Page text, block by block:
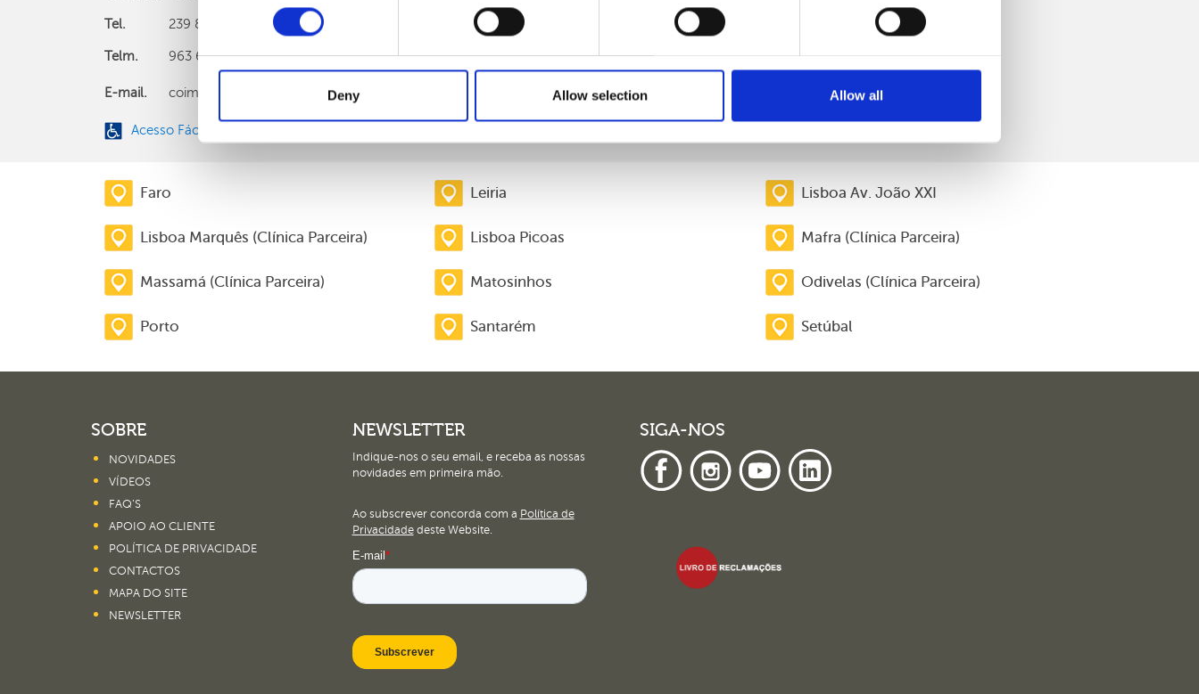
Deny Allow selection Allow all
Tel. 239 837 370 (chamada para rede fixa nacional)
Telm. 963 620 532 (chamada para rede móvel nacional)
E-mail. coimbra@clinicaspedrochoy.com
Acesso Fácil para cadeira de rodas
Faro Leiria Lisboa Av. João XXI
Lisboa Marquês (Clínica Parceira) Lisboa Picoas Mafra (Clínica Parceira)
Massamá (Clínica Parceira) Matosinhos Odivelas (Clínica Parceira)
Porto Santarém Setúbal
SOBRE
NOVIDADES
VÍDEOS
FAQ’S
APOIO AO CLIENTE
POLÍTICA DE PRIVACIDADE
CONTACTOS
MAPA DO SITE
NEWSLETTER
NEWSLETTER
Indique-nos o seu email, e receba as nossas
novidades em primeira mão.
Ao subscrever concorda com a Política de
Privacidadedeste Website.
SIGA-NOS